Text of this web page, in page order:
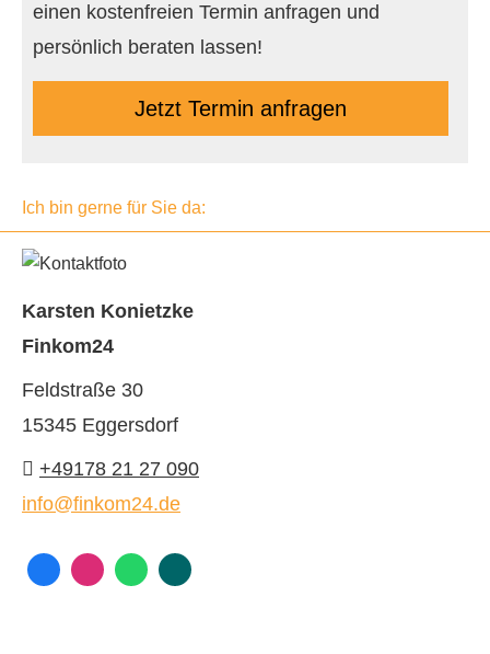
einen kostenfreien Termin anfragen und
persönlich beraten lassen!
Jetzt Termin anfragen
Ich bin gerne für Sie da:
Karsten Konietzke
Finkom24
Feldstraße 30
15345 Eggersdorf
+49178 21 27 090
info@finkom24.de